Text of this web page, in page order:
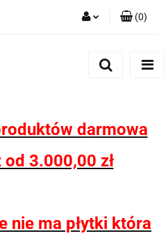
(0)
darmowa
3.000,00 zł
nie ma płytki która